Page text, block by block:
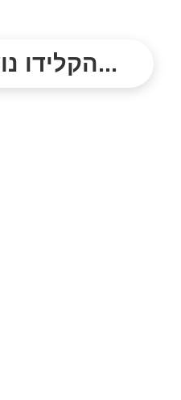
הקלידו נושא לימוד...